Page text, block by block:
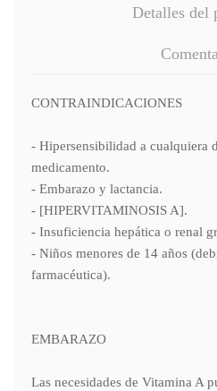
Detalles del
CONTRAINDICACIONES
- Hipersensibilidad a cualquiera
medicamento.
- Embarazo y lactancia.
- [HIPERVITAMINOSIS A].
- Insuficiencia hepática o renal
- Niños menores de 14 años
farmacéutica).
EMBARAZO
Las necesidades de Vitamina A